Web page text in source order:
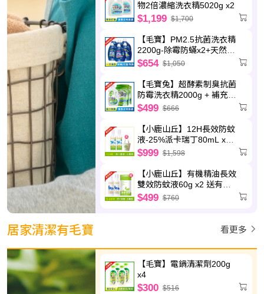
物2倍濃縮洗衣精5020g x2
$1,199 $1,700
【毛寶】PM2.5抗菌洗衣精
2200g-除霉防蟎x2+天然植
萃x2+制臭極淨x2
$654 $1,050
【毛寶兔】超酵素制臭抗菌
防霉洗衣精2000g + 補充包
1800g x3
$499 $666
【小鹿山丘】12H長效防蚊
液-25%派卡瑞丁80mL x2
送圓筒帆布袋
$999 $1,598
【小鹿山丘】有機精油長效
雙效防蚊液60g x2 送有機
精油驅蚊貼片(6枚/包)-效期
至2027.5.8
$499 $760
居家清潔有毛寶 看更多
【毛寶】電鍋清潔劑200g
x4
$300 $516